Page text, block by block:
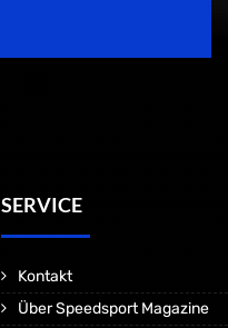
SERVICE
Kontakt
Über Speedsport Magazine